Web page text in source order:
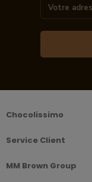
Chocolissimo
Service Client
MM Brown Group